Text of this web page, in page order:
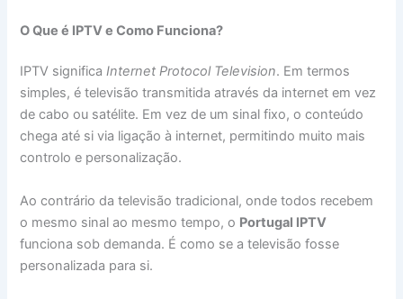
O Que é IPTV e Como Funciona?
IPTV significaInternet Protocol Television. Em termos
simples, é televisão transmitida através da internet em vez
de cabo ou satélite. Em vez de um sinal fixo, o conteúdo
chega até si via ligação à internet, permitindo muito mais
controlo e personalização.
Ao contrário da televisão tradicional, onde todos recebem
o mesmo sinal ao mesmo tempo, o Portugal IPTV
funciona sob demanda. É como se a televisão fosse
personalizada para si.